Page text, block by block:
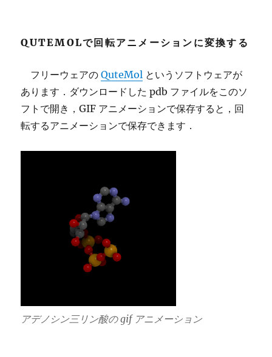
QUTEMOLで回転アニメーションに変換する
フリーウェアのQuteMol というソフトウェアが
あります．ダウンロードした pdb ファイルをこのソ
フトで開き，GIF アニメーションで保存すると，回
転するアニメーションで保存できます．
アデノシン三リン酸の gif アニメーション